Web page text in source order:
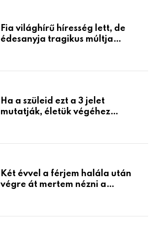
Fia világhírű híresség lett, de
édesanyja tragikus múltja
Ha a szüleid ezt a 3 jelet
mutatják, életük végéhez
Két évvel a férjem halála után
végre át mertem nézni a
életemet